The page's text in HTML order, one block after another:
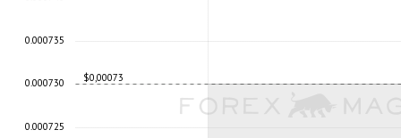
$0,00073
0.000725
0.000730
0.000735